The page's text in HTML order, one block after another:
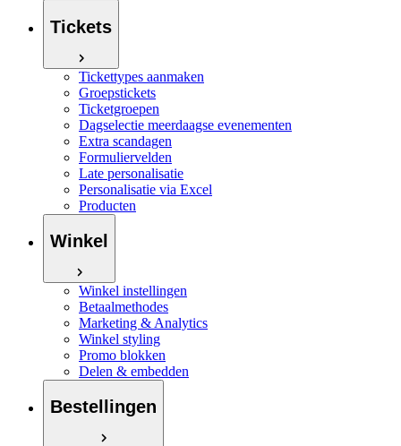
Tickets
Tickettypes aanmaken
Groepstickets
Ticketgroepen
Dagselectie meerdaagse evenementen
Extra scandagen
Formuliervelden
Late personalisatie
Personalisatie via Excel
Producten
Winkel
Winkel instellingen
Betaalmethodes
Marketing & Analytics
Winkel styling
Promo blokken
Delen & embedden
Bestellingen